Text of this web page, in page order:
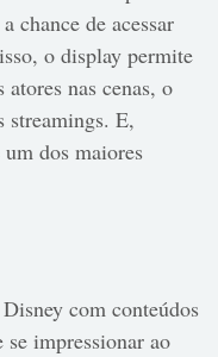
chance de acessar
o display permite
nas cenas, o
streamings. E,
dos maiores
com conteúdos
se impressionar ao